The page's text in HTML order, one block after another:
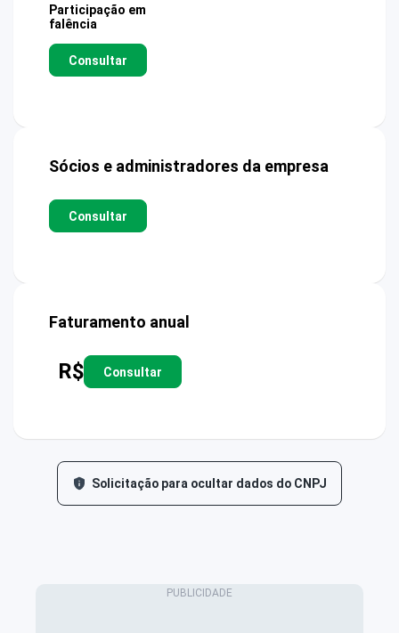
Participação em
falência
Consultar
Sócios e administradores da empresa
Consultar
Faturamento anual
R$ Consultar
Solicitação para ocultar dados do CNPJ